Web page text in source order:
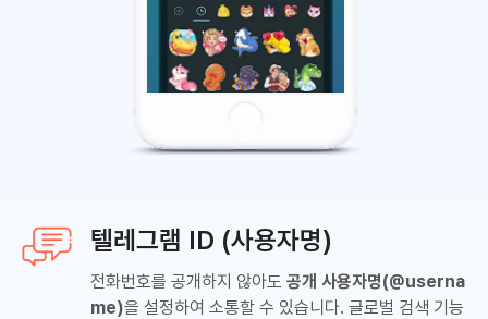
텔레그램 ID (사용자명)
전화번호를 공개하지 않아도 공개 사용자명(@userna
me)을 설정하여 소통할 수 있습니다. 글로벌 검색 기능